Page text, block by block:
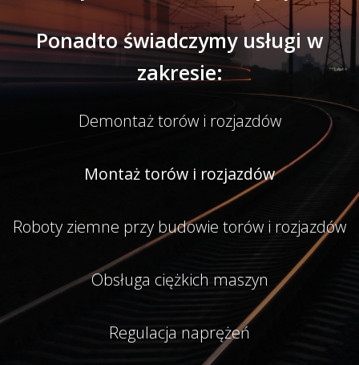
Ponadto świadczymy usługi w
zakresie:
Demontaż torów i rozjazdów
Montaż torów i rozjazdów
Roboty ziemne przy budowie torów i rozjazdów
Obsługa ciężkich maszyn
Regulacja naprężeń